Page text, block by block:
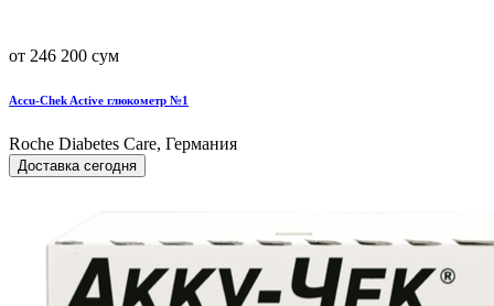
от 246 200 сум
Accu-Chek Active глюкометр №1
Roche Diabetes Care, Германия
Доставка сегодня